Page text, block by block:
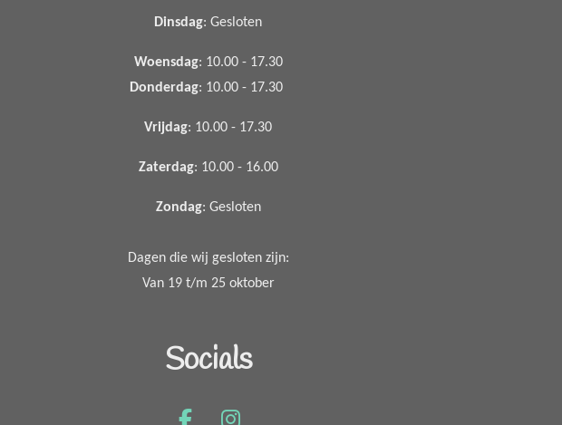
Dinsdag: Gesloten
Woensdag: 10.00 - 17.30
Donderdag: 10.00 - 17.30
Vrijdag: 10.00 - 17.30
Zaterdag: 10.00 - 16.00
Zondag: Gesloten
Dagen die wij gesloten zijn:
Van 19 t/m 25 oktober
Socials